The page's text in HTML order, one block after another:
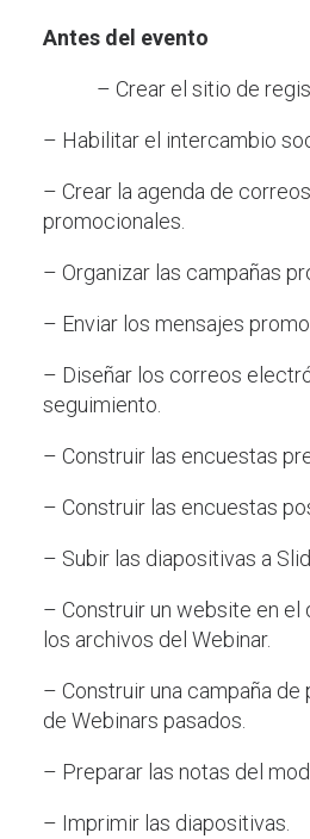
Antes del evento
– Crear el sitio de
– Habilitar el intercambio
– Crear la agenda de
promocionales.
– Organizar las campañas
– Enviar los mensajes
– Diseñar los correos
seguimiento.
– Construir las encuestas
– Construir las encuestas
– Subir las diapositivas a
– Construir un website en el
los archivos del Webinar.
– Construir una campaña de
de Webinars pasados.
– Preparar las notas del
– Imprimir las diapositivas.